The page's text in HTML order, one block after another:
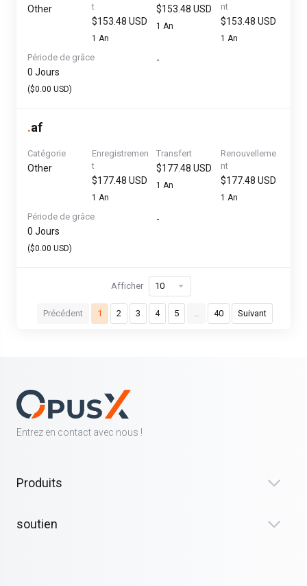
Other
t
$153.48 USD
1 An
$153.48 USD
1 An
nt
$153.48 USD
1 An
Période de grâce
0 Jours
($0.00 USD)
-
.af
Catégorie
Other
Enregistremen
t
$177.48 USD
1 An
Transfert
$177.48 USD
1 An
Renouvelleme
nt
$177.48 USD
1 An
Période de grâce
0 Jours
($0.00 USD)
-
Précédent 1 2 3 4 5 … 40 Suivant
Afficher
Entrez en contact avec nous !
Produits
soutien